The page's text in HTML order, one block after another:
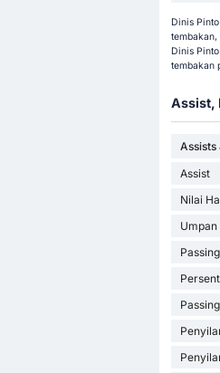
Dinis
tembakan,
Dinis
tembakan
Assist,
Assists
Assist
Nilai
Umpan